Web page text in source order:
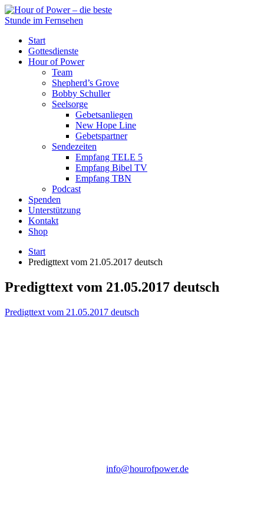
Start
Gottesdienste
Hour of Power
Team
Shepherd’s Grove
Bobby Schuller
Seelsorge
Gebetsanliegen
New Hope Line
Gebetspartner
Sendezeiten
Empfang TELE 5
Empfang Bibel TV
Empfang TBN
Podcast
Spenden
Unterstützung
Kontakt
Shop
Start
Predigttext vom 21.05.2017 deutsch
Predigttext vom 21.05.2017 deutsch
Predigttext vom 21.05.2017 deutsch
info@hourofpower.de